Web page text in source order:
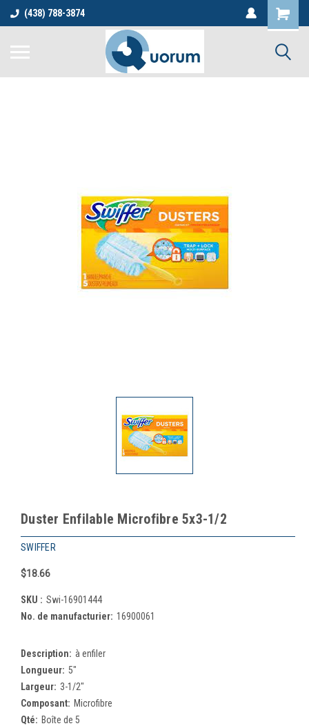
(438) 788-3874
Duster Enfilable Microfibre 5x3-1/2
SWIFFER
$18.66
SKU : Swi-16901444
No. de manufacturier: 16900061
Description: à enfiler
Longueur: 5"
Largeur: 3-1/2"
Composant: Microfibre
Qté: Boîte de 5